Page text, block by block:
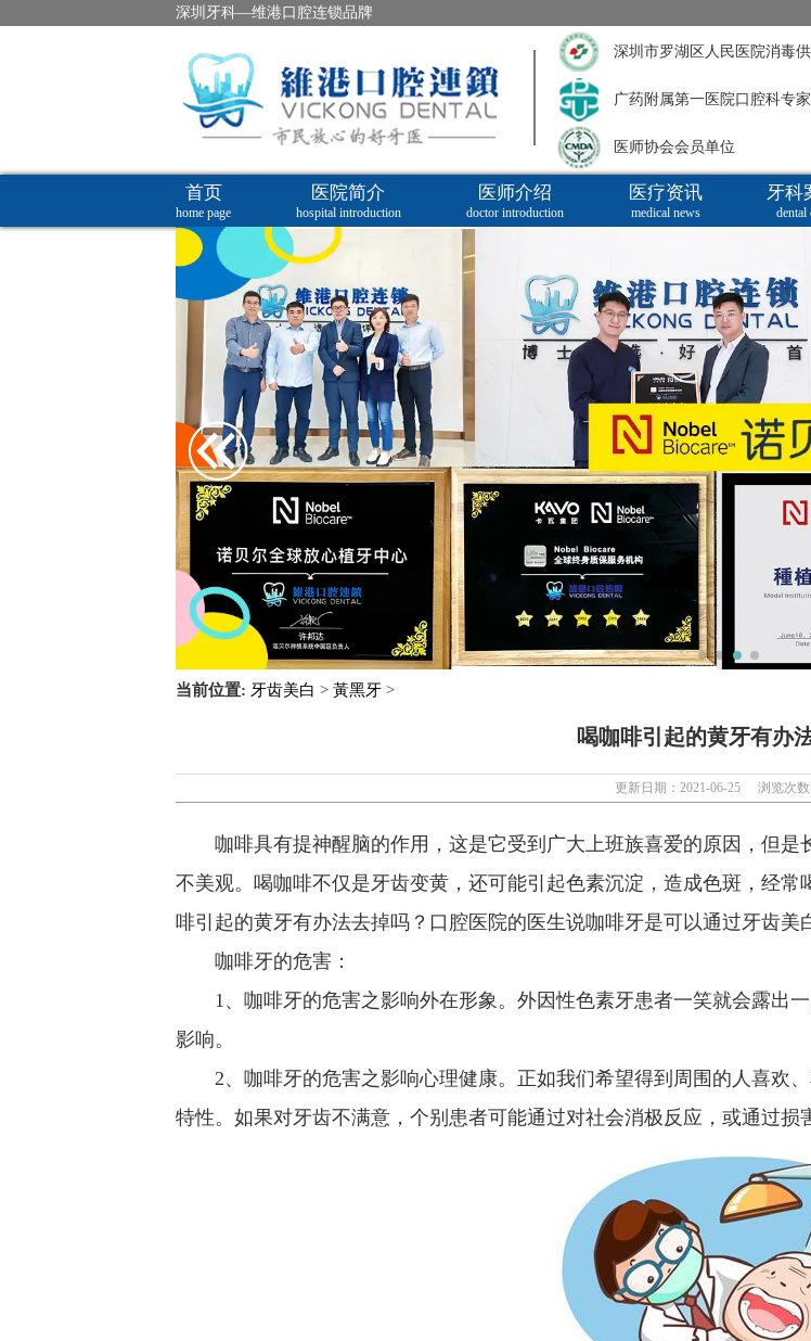
深圳牙科—维港口腔连锁品牌
深圳市罗湖区人民医院消毒
广药附属第一医院口腔科专
医师协会会员单位
首页
home page
医院简介
hospital introduction
医师介绍
doctor introduction
医疗资讯
medical news
牙科
dental
当前位置: 牙齿美白 > 黃黑牙 >
喝咖啡引起的黄牙有办
更新日期：2021-06-25 浏览次数
咖啡具有提神醒脑的作用，这是它受到广大上班族喜爱的原因，但是
不美观。喝咖啡不仅是牙齿变黄，还可能引起色素沉淀，造成色斑，经
啡引起的黄牙有办法去掉吗？口腔医院的医生说咖啡牙是可以通过牙齿美
咖啡牙的危害：
1、咖啡牙的危害之影响外在形象。外因性色素牙患者一笑就会露出
影响。
2、咖啡牙的危害之影响心理健康。正如我们希望得到周围的人喜欢
特性。如果对牙齿不满意，个别患者可能通过对社会消极反应，或通过损